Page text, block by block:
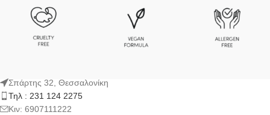
Σπάρτης 32, Θεσσαλονίκη
Τηλ : 231 124 2275
Kιν: 6907111222